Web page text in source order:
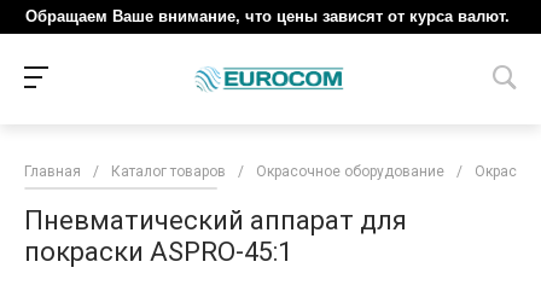
Обращаем Ваше внимание, что цены зависят от курса валют.
Главная / Каталог товаров / Окрасочное оборудование /
Пневматический аппарат для
покраски ASPRO-45:1